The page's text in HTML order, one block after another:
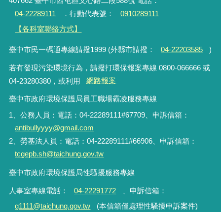
04-22289111
．行動代表號：
0910289111
【各科室聯絡方式】
臺中市民一碼通專線請撥1999 (外縣市請撥： 04-22203585 )
若有發現污染環境行為，請撥打環保報案專線 0800-066666 或
04-23280380，或利用
網路報案
臺中市政府環境保護局員工職場霸凌服務專線
1、公務人員：電話：04-22289111#67709、申訴信箱：
antibullyyyy@gmail.com
2、勞基法人員：電話：04-22289111#66906、申訴信箱：
tcgepb.sh@taichung.gov.tw
臺中市政府環境保護局性騷擾服務專線
人事室專線電話： 04-22291772 、申訴信箱 ：
g1111@taichung.gov.tw
(本信箱僅處理性騷擾申訴案件)